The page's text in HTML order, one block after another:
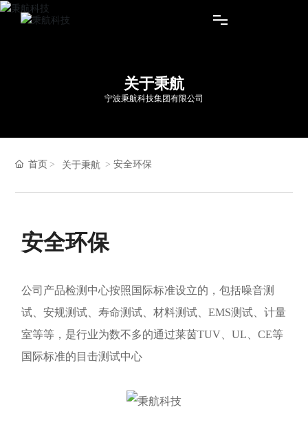
商用产品
关于秉航
宁波秉航科技集团有限公司
首页 关于秉航 安全环保
安全环保
公司产品检测中心按照国际标准设立的，包括噪音测
试、安规测试、寿命测试、材料测试、EMS测试、计量
室等等，是行业为数不多的通过莱茵TUV、UL、CE等
国际标准的目击测试中心